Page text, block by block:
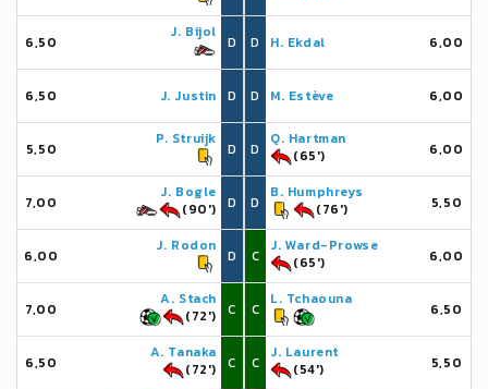
6,50
J. Bijol
D
6,50 J. Justin D
5,50
P. Struijk
D
7,00
J. Bogle
(90')
D
6,00
J. Rodon
D
7,00
A. Stach
(72')
C
6,50
A. Tanaka
(72')
C
D H. Ekdal 6,00
D M. Estève 6,00
D
Q. Hartman
(65')
6,00
D
B. Humphreys
(76')
5,50
C
J. Ward-Prowse
(65')
6,00
C
L. Tchaouna
6,50
C
J. Laurent
(54')
5,50